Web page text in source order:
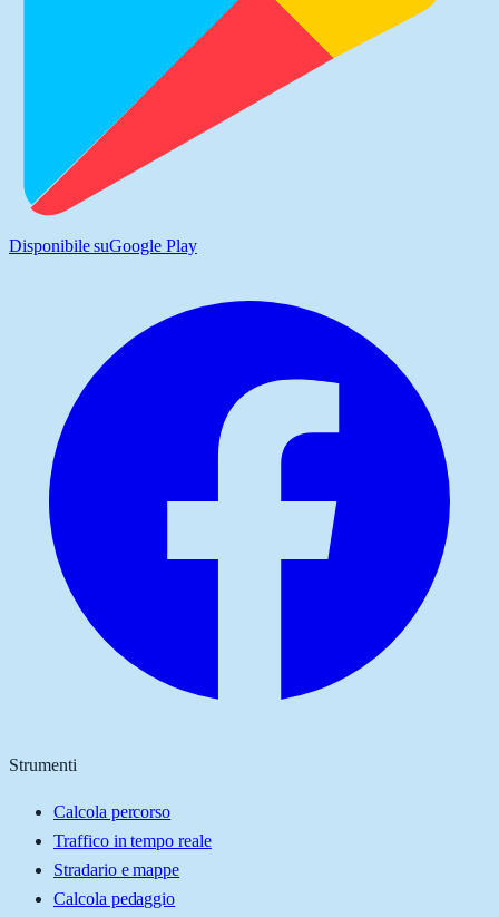
Disponibile suGoogle Play
Strumenti
Calcola percorso
Traffico in tempo reale
Stradario e mappe
Calcola pedaggio